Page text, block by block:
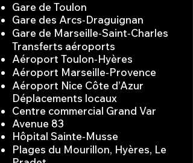
Gare de Toulon
Gare des Arcs‑Draguignan
Gare de Marseille‑Saint‑Charles
Transferts aéroports
Aéroport Toulon‑Hyères
Aéroport Marseille‑Provence
Aéroport Nice Côte d’Azur
Déplacements locaux
Centre commercial Grand Var
Avenue 83
Hôpital Sainte‑Musse
Plages du Mourillon, Hyères, Le